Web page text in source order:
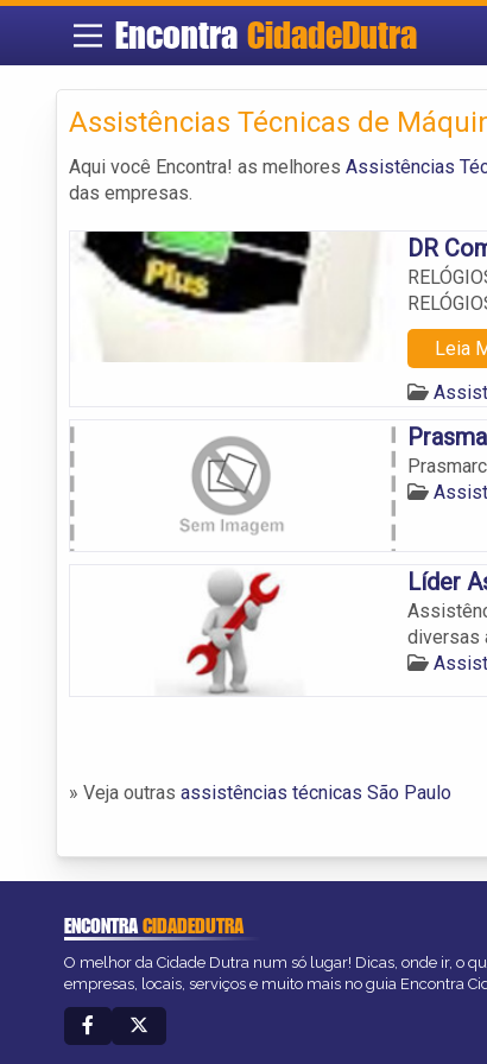
EncontraCidadeDutra
Assistências Técnicas de
Aqui você Encontra! as melhores Assistências
das empresas.
DR
Leia
Líder
diversas
» Veja outras assistências técnicas São Paulo
ENCONTRACIDADEDUTRA
O melhor da Cidade Dutra num só lugar! Dicas, onde ir, o
empresas, locais, serviços e muito mais no guia Encontra